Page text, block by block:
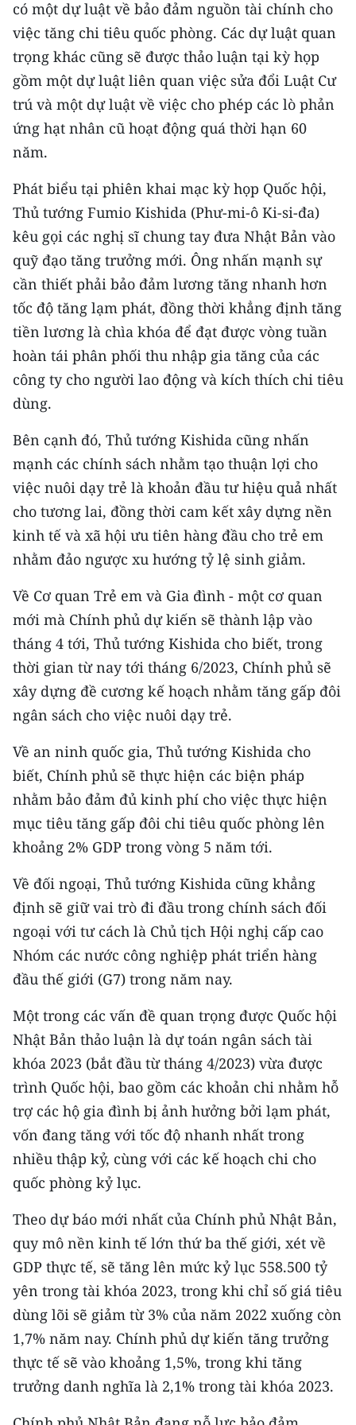
CHƯƠNG TRÌNH OCOP - MỖI XÃ
MỘT SẢN PHẨM
RADIO
MEDIA CENTER
E-Magazine
Video
Media Chính trị
Media Kinh tế
Media Văn hóa
Media Xã hội
Media Pháp luật
Media Du lịch
Media Thế giới
Media Thể thao
Media Giáo dục
Media Y tế
Media Khoa học - Công nghệ
Media Môi trường
Ảnh
Infographic
TIN MỚI
TIN ĐỊA PHƯƠNG
Trung du và miền núi phía Bắc
Đồng bằng sông Hồng
Duyên hải Nam Trung Bộ và Tây
Nguyên
Đông Nam Bộ
Chuyên trang Hà Nội
Chuyên trang TP. Hồ Chí Minh
CHUYÊN ĐỀ
CÁC CHUYÊN TRANG
VỀ BÁO NHÂN DÂN
THỜI NAY
NHÂN DÂN CUỐI TUẦN
NHÂN DÂN HẰNG THÁNG
MUA BÁO
ĐỌC BÁO IN
có một dự luật về bảo đảm nguồn tài chính cho
việc tăng chi tiêu quốc phòng. Các dự luật quan
trọng khác cũng sẽ được thảo luận tại kỳ họp
gồm một dự luật liên quan việc sửa đổi Luật Cư
trú và một dự luật về việc cho phép các lò phản
ứng hạt nhân cũ hoạt động quá thời hạn 60
năm.
Phát biểu tại phiên khai mạc kỳ họp Quốc hội,
Thủ tướng Fumio Kishida (Phư-mi-ô Ki-si-đa)
kêu gọi các nghị sĩ chung tay đưa Nhật Bản vào
quỹ đạo tăng trưởng mới. Ông nhấn mạnh sự
cần thiết phải bảo đảm lương tăng nhanh hơn
tốc độ tăng lạm phát, đồng thời khẳng định tăng
tiền lương là chìa khóa để đạt được vòng tuần
hoàn tái phân phối thu nhập gia tăng của các
công ty cho người lao động và kích thích chi tiêu
dùng.
Bên cạnh đó, Thủ tướng Kishida cũng nhấn
mạnh các chính sách nhằm tạo thuận lợi cho
việc nuôi dạy trẻ là khoản đầu tư hiệu quả nhất
cho tương lai, đồng thời cam kết xây dựng nền
kinh tế và xã hội ưu tiên hàng đầu cho trẻ em
nhằm đảo ngược xu hướng tỷ lệ sinh giảm.
Về Cơ quan Trẻ em và Gia đình - một cơ quan
mới mà Chính phủ dự kiến sẽ thành lập vào
tháng 4 tới, Thủ tướng Kishida cho biết, trong
thời gian từ nay tới tháng 6/2023, Chính phủ sẽ
xây dựng đề cương kế hoạch nhằm tăng gấp đôi
ngân sách cho việc nuôi dạy trẻ.
Về an ninh quốc gia, Thủ tướng Kishida cho
biết, Chính phủ sẽ thực hiện các biện pháp
nhằm bảo đảm đủ kinh phí cho việc thực hiện
mục tiêu tăng gấp đôi chi tiêu quốc phòng lên
khoảng 2% GDP trong vòng 5 năm tới.
Về đối ngoại, Thủ tướng Kishida cũng khẳng
định sẽ giữ vai trò đi đầu trong chính sách đối
ngoại với tư cách là Chủ tịch Hội nghị cấp cao
Nhóm các nước công nghiệp phát triển hàng
đầu thế giới (G7) trong năm nay.
Một trong các vấn đề quan trọng được Quốc hội
Nhật Bản thảo luận là dự toán ngân sách tài
khóa 2023 (bắt đầu từ tháng 4/2023) vừa được
trình Quốc hội, bao gồm các khoản chi nhằm hỗ
trợ các hộ gia đình bị ảnh hưởng bởi lạm phát,
vốn đang tăng với tốc độ nhanh nhất trong
nhiều thập kỷ, cùng với các kế hoạch chi cho
quốc phòng kỷ lục.
Theo dự báo mới nhất của Chính phủ Nhật Bản,
quy mô nền kinh tế lớn thứ ba thế giới, xét về
GDP thực tế, sẽ tăng lên mức kỷ lục 558.500 tỷ
yên trong tài khóa 2023, trong khi chỉ số giá tiêu
dùng lõi sẽ giảm từ 3% của năm 2022 xuống còn
1,7% năm nay. Chính phủ dự kiến tăng trưởng
thực tế sẽ vào khoảng 1,5%, trong khi tăng
trưởng danh nghĩa là 2,1% trong tài khóa 2023.